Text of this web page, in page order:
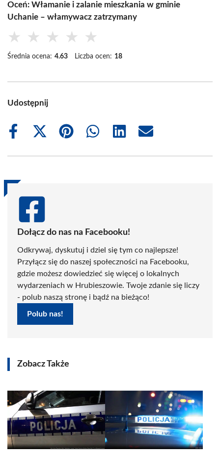
Oceń: Włamanie i zalanie mieszkania w gminie
Uchanie – włamywacz zatrzymany
★ ★ ★ ★ ★
Średnia ocena: 4.63 Liczba ocen: 18
Udostępnij
Share
Share
(Twitter)
Share
Share
Share
Share
Dołącz do nas na Facebooku!
Odkrywaj, dyskutuj i dziel się tym co najlepsze!
Przyłącz się do naszej społeczności na Facebooku,
gdzie możesz dowiedzieć się więcej o lokalnych
wydarzeniach w Hrubieszowie. Twoje zdanie się liczy
- polub naszą stronę i bądź na bieżąco!
Polub nas!
Zobacz Także